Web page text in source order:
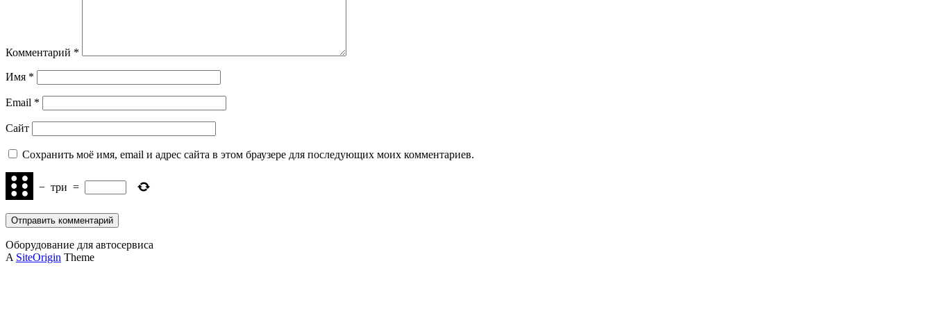
Комментарий *
Имя *
Email *
Сайт
Сохранить моё имя, email и адрес сайта в этом браузере для последующих моих комментариев.
− три =
Оборудование для автосервиса
A SiteOrigin Theme